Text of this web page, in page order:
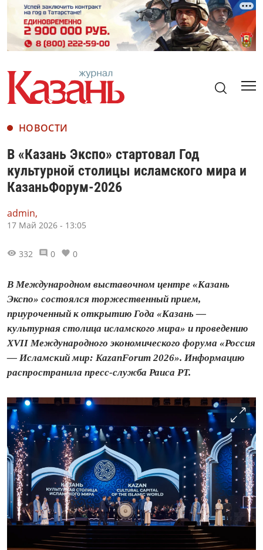
НОВОСТИ
В «Казань Экспо» стартовал Год
культурной столицы исламского мира и
КазаньФорум-2026
admin,
17 Май 2026 - 13:05
332 0 0
В Международном выставочном центре «Казань
Экспо» состоялся торжественный прием,
приуроченный к открытию Года «Казань —
культурная столица исламского мира» и проведению
XVII Международного экономического форума «Россия
— Исламский мир: KazanForum 2026». Информацию
распространила пресс-служба Раиса РТ.